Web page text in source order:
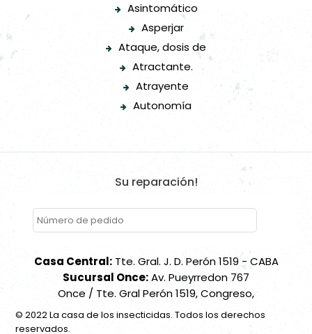
Asintomático
Asperjar
Ataque, dosis de
Atractante.
Atrayente
Autonomía
Su reparación!
Casa Central:Tte. Gral. J. D. Perón 1519 - CABA
Sucursal Once:Av. Pueyrredon 767
Once / Tte. Gral Perón 1519, Congreso,
© 2022 La casa de los insecticidas. Todos los derechos
reservados.